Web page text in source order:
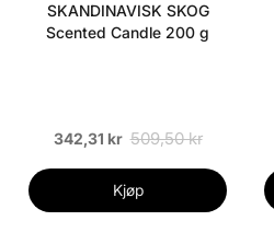
SKANDINAVISK SKOG
Scented Candle 200 g
342,31 kr 509,50 kr
Kjøp